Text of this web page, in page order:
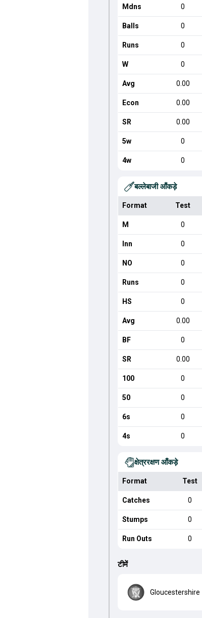
Mdns 0
Balls 0
Runs 0
W 0
Avg 0.00
Econ 0.00
SR 0.00
5w 0
4w 0
बल्लेबाजी आँकड़े
Format Test
M 0
Inn 0
NO 0
Runs 0
HS 0
Avg 0.00
BF 0
SR 0.00
100 0
50 0
6s 0
4s 0
क्षेत्ररक्षण आँकड़े
Format Test
Catches 0
Stumps 0
Run Outs 0
टीमें
Gloucestershire